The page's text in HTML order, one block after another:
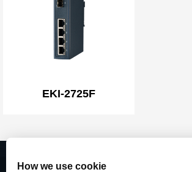
EKI-2725F
How we use cookie